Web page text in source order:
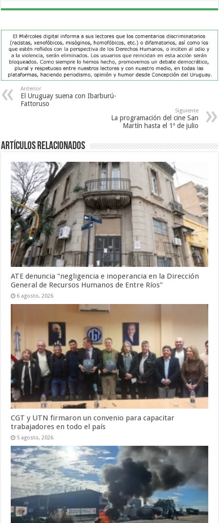
Anterior
El Uruguay suena con Ibarburú-
Fattoruso
Siguiente
La programación del cine San
Martín hasta el 1º de julio
Artículos Relacionados
ATE denuncia "negligencia e inoperancia en la Dirección
General de Recursos Humanos de Entre Ríos"
6 agosto, 2026
CGT y UTN firmaron un convenio para capacitar
trabajadores en todo el país
5 agosto, 2026